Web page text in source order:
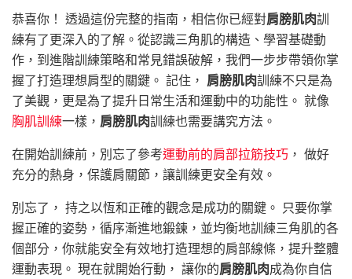
恭喜你！ 透過這份完整的指南，相信你已經對肩膀肌肉訓
練有了更深入的了解。從認識三角肌的構造、學習基礎動
作，到進階訓練策略和常見錯誤破解，我們一步步帶領你掌
握了打造理想肩型的關鍵。 記住， 肩膀肌肉訓練不只是為
了美觀，更是為了提升日常生活和運動中的功能性。 就像
胸肌訓練一樣， 肩膀肌肉訓練也需要講究方法。
在開始訓練前，別忘了參考運動前的肩部拉筋技巧 ， 做好
充分的熱身，保護肩關節，讓訓練更安全有效。
別忘了， 持之以恆和正確的觀念是成功的關鍵。 只要你掌
握正確的姿勢，循序漸進地鍛鍊，並均衡地訓練三角肌的各
個部分，你就能安全有效地打造理想的肩部線條，提升整體
運動表現。 現在就開始行動， 讓你的肩膀肌肉成為你自信